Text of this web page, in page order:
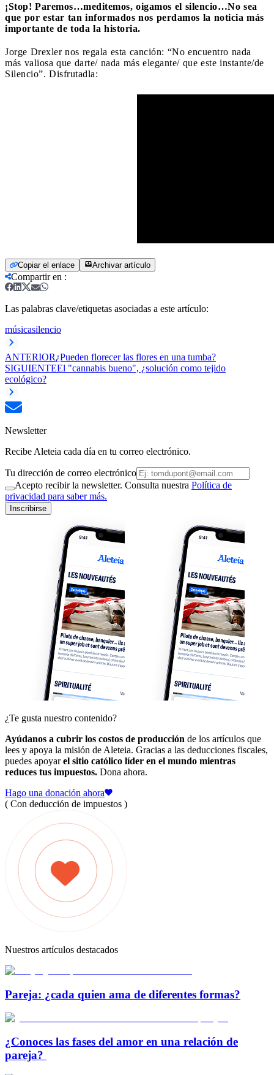
¡Stop! Paremos…meditemos, oigamos el silencio…No sea
que por estar tan informados nos perdamos la noticia más
importante de toda la historia.
Jorge Drexler nos regala esta canción: “No encuentro nada
más valiosa que darte/ nada más elegante/ que este instante/de
Silencio”. Disfrutadla:
Copiar el enlace Archivar artículo
Compartir en :
Las palabras clave/etiquetas asociadas a este artículo:
músicasilencio
ANTERIOR¿Pueden florecer las flores en una tumba?
SIGUIENTEEl "cannabis bueno", ¿solución como tejido
ecológico?
Newsletter
Recibe Aleteia cada día en tu correo electrónico.
Tu dirección de correo electrónico
Acepto recibir la newsletter. Consulta nuestra Política de
privacidad para saber más.
Inscribirse
¿Te gusta nuestro contenido?
Ayúdanos a cubrir los costos de producción de los artículos que
lees y apoya la misión de Aleteia. Gracias a las deducciones fiscales,
puedes apoyarel sitio católico líder en el mundo mientras
reduces tus impuestos. Dona ahora.
Hago una donación ahora
( Con deducción de impuestos )
Nuestros artículos destacados
Pareja: ¿cada quien ama de diferentes formas?
¿Conoces las fases del amor en una relación de
pareja?